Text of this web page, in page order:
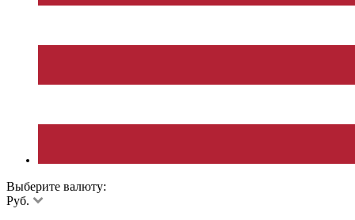
Выберите валюту:
Руб.